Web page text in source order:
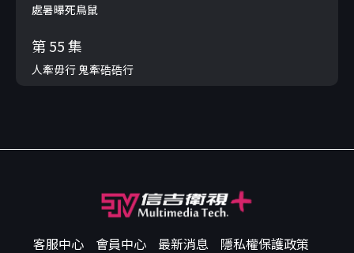
處暑曝死鳥鼠
第 55 集
人牽毋行 鬼牽硞硞行
客服中心 會員中心 最新消息 隱私權保護政策